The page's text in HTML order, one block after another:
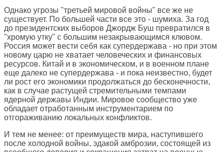
Однако угрозы "третьей мировой войны" все же не
существует. По большей части все это - шумиха. За год
до президентских выборов Джордж Буш превратился в
"хромую утку" с большим незакрывающимся клювом.
Россия может вести себя как супердержава - но при этом
новому царю не хватает человеческих и финансовых
ресурсов. Китай и в экономическом, и в военном плане
еще далеко не супердержава - и пока неизвестно, будет
ли рост его экономики продолжаться до бесконечности,
как в случае растущей стремительными темпами
ядерной державы Индии. Мировое сообщество уже
обладает отработанным инструментарием по
отгораживанию локальных конфликтов.
И тем не менее: от преимуществ мира, наступившего
после холодной войны, эдакой амброзии, состоящей из